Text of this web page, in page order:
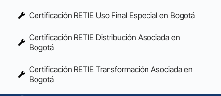
Certificación RETIE Uso Final Especial en Bogotá
Certificación RETIE Distribución Asociada en
Bogotá
Certificación RETIE Transformación Asociada en
Bogotá